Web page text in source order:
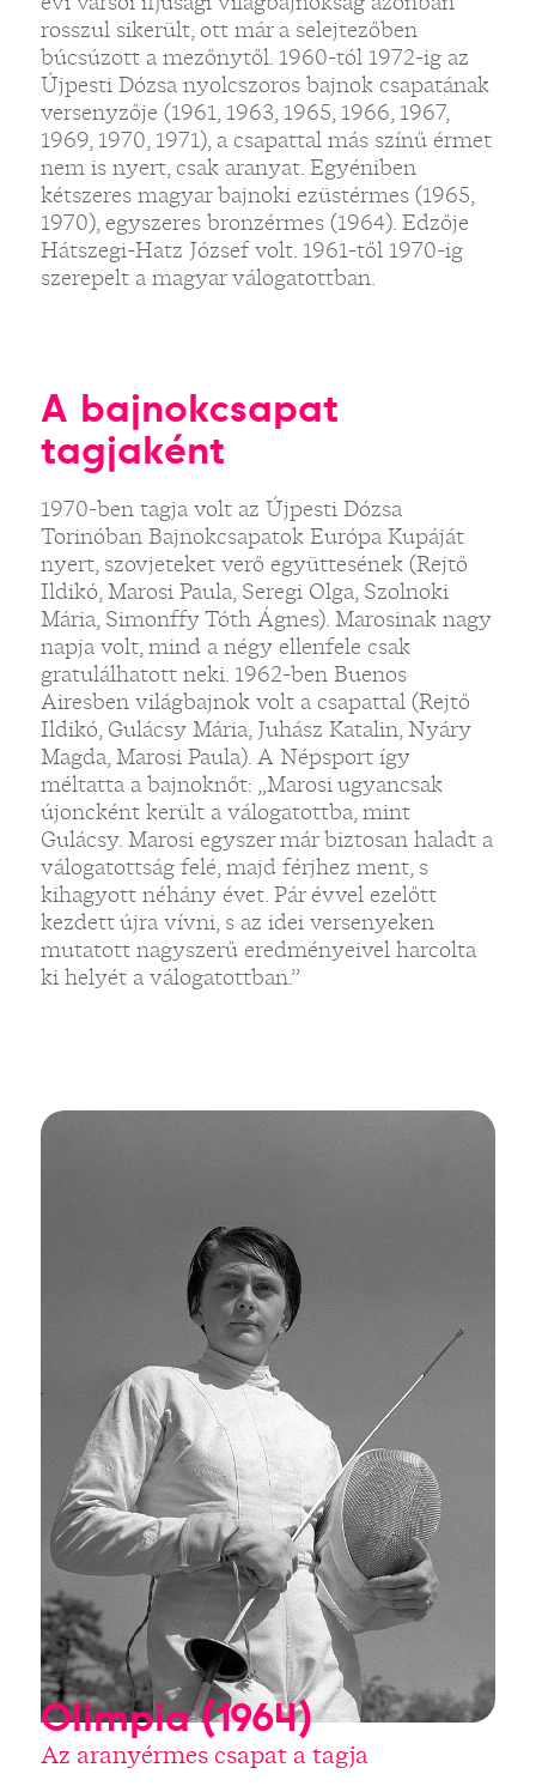
rosszul sikerült, ott már a selejtezőben
búcsúzott a mezőnytől. 1960-tól 1972-ig az
Újpesti Dózsa nyolcszoros bajnok csapatának
versenyzője (1961, 1963, 1965, 1966, 1967,
1969, 1970, 1971), a csapattal más színű érmet
nem is nyert, csak aranyat. Egyéniben
kétszeres magyar bajnoki ezüstérmes (1965,
1970), egyszeres bronzérmes (1964). Edzője
Hátszegi-Hatz József volt. 1961-től 1970-ig
szerepelt a magyar válogatottban.
A bajnokcsapat
tagjaként
1970-ben tagja volt az Újpesti Dózsa
Torinóban Bajnokcsapatok Európa Kupáját
nyert, szovjeteket verő együttesének (Rejtő
Ildikó, Marosi Paula, Seregi Olga, Szolnoki
Mária, Simonffy Tóth Ágnes). Marosinak nagy
napja volt, mind a négy ellenfele csak
gratulálhatott neki. 1962-ben Buenos
Airesben világbajnok volt a csapattal (Rejtő
Ildikó, Gulácsy Mária, Juhász Katalin, Nyáry
Magda, Marosi Paula). A Népsport így
méltatta a bajnoknőt: „Marosi ugyancsak
újoncként került a válogatottba, mint
Gulácsy. Marosi egyszer már biztosan haladt a
válogatottság felé, majd férjhez ment, s
kihagyott néhány évet. Pár évvel ezelőtt
kezdett újra vívni, s az idei versenyeken
mutatott nagyszerű eredményeivel harcolta
ki helyét a válogatottban.”
Olimpia (1964)
Az aranyérmes csapat a tagja